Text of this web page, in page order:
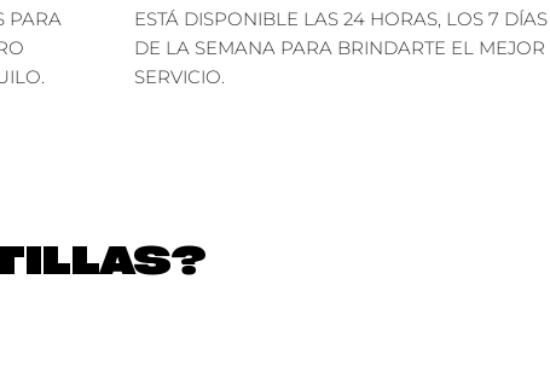
PARA
ESTÁ DISPONIBLE LAS 24 HORAS, LOS 7 DÍAS
DE LA SEMANA PARA BRINDARTE EL MEJOR
SERVICIO.